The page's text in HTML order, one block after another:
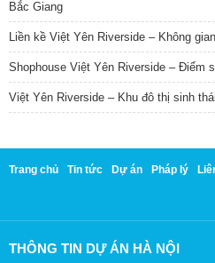
Bắc Giang
Liền kề Việt Yên Riverside – Không
Shophouse Việt Yên Riverside – Điểm
Việt Yên Riverside – Khu đô thị sinh
Trang chủ Tin tức Dự án Pháp lý
THÔNG TIN DỰ ÁN HÀ NỘI